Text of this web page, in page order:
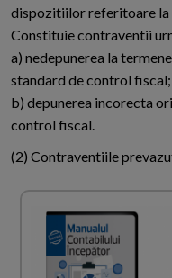
dispozitiilor referitoare la
Constituie contraventii
a) nedepunerea la
standard de control fiscal;
b) depunerea incorecta
control fiscal.
(2) Contraventiile